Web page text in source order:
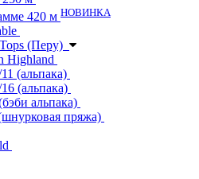
420 м НОВИНКА
(Перу)
Highland
(альпака)
(альпака)
альпака)
пряжа)